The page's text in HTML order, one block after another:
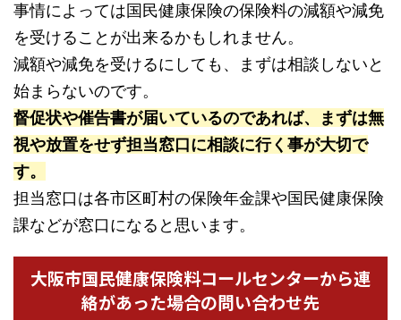
事情によっては国民健康保険の保険料の減額や減免
を受けることが出来るかもしれません。
減額や減免を受けるにしても、まずは相談しないと
始まらないのです。
督促状や催告書が届いているのであれば、まずは無
視や放置をせず担当窓口に相談に行く事が大切で
す。
担当窓口は各市区町村の保険年金課や国民健康保険
課などが窓口になると思います。
大阪市国民健康保険料コールセンターから連
絡があった場合の問い合わせ先